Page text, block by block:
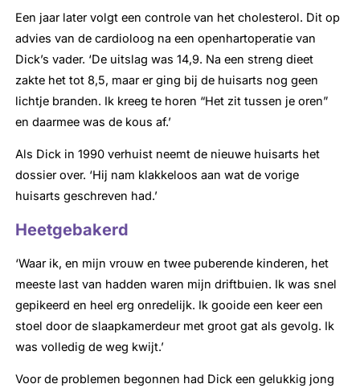
Een jaar later volgt een controle van het cholesterol. Dit op
advies van de cardioloog na een openhartoperatie van
Dick’s vader. ‘De uitslag was 14,9. Na een streng dieet
zakte het tot 8,5, maar er ging bij de huisarts nog geen
lichtje branden. Ik kreeg te horen “Het zit tussen je oren”
en daarmee was de kous af.’
Als Dick in 1990 verhuist neemt de nieuwe huisarts het
dossier over. ‘Hij nam klakkeloos aan wat de vorige
huisarts geschreven had.’
Heetgebakerd
‘Waar ik, en mijn vrouw en twee puberende kinderen, het
meeste last van hadden waren mijn driftbuien. Ik was snel
gepikeerd en heel erg onredelijk. Ik gooide een keer een
stoel door de slaapkamerdeur met groot gat als gevolg. Ik
was volledig de weg kwijt.’
Voor de problemen begonnen had Dick een gelukkig jong